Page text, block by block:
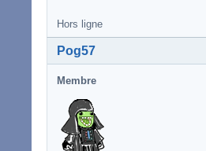
Hors ligne
Pog57
Membre